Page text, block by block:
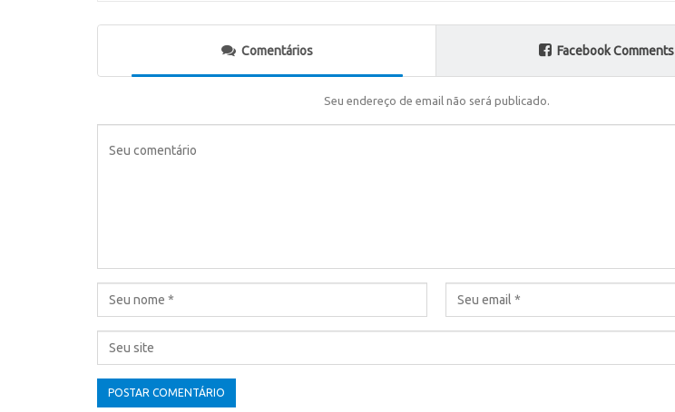
Comentários Facebook Comments
Seu endereço de email não será publicado.